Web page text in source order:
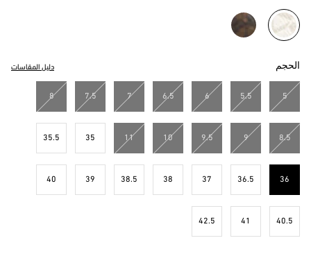
مختار
الحجم دليل المقاسات
5
5.5
6
6.5
7
7.5
8
8.5
9
9.5
10
11
35
35.5
36
36.5
37
38
38.5
39
40
40.5
41
42.5